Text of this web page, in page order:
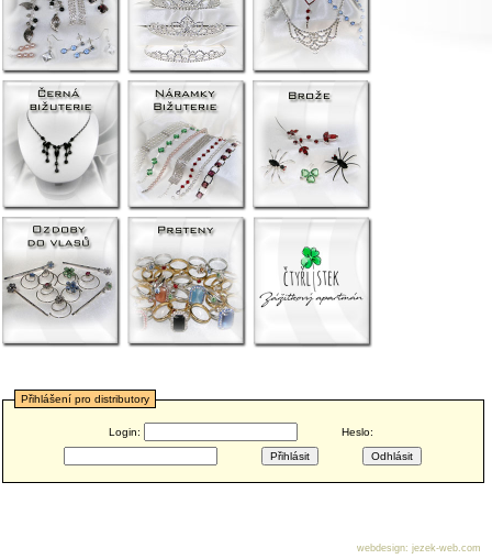
Přihlášení pro distributory
Login: Heslo:
webdesign: jezek-web.com